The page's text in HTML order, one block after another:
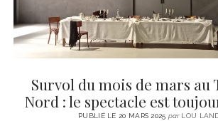
Survol du mois de mars au
Nord : le spectacle est
PUBLIÉ LE 20 MARS 2025 parLOU